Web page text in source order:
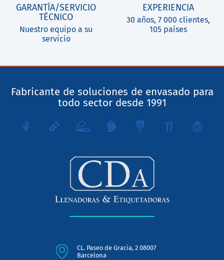
GARANTÍA/SERVICIO
TÉCNICO
Nuestro equipo a su
servicio
EXPERIENCIA
30 años, 7 000 clientes,
105 países
Fabricante de soluciones de envasado para
todo sector desde 1991
CL. Paseo de Gracia, 2 08007
Barcelona